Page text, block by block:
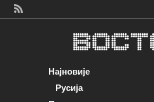
Најновије
Русија